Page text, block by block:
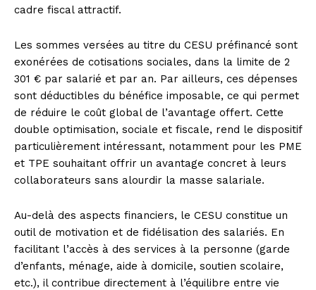
cadre fiscal attractif.
Les sommes versées au titre du CESU préfinancé sont
exonérées de cotisations sociales, dans la limite de 2
301 € par salarié et par an. Par ailleurs, ces dépenses
sont déductibles du bénéfice imposable, ce qui permet
de réduire le coût global de l’avantage offert. Cette
double optimisation, sociale et fiscale, rend le dispositif
particulièrement intéressant, notamment pour les PME
et TPE souhaitant offrir un avantage concret à leurs
collaborateurs sans alourdir la masse salariale.
Au-delà des aspects financiers, le CESU constitue un
outil de motivation et de fidélisation des salariés. En
facilitant l’accès à des services à la personne (garde
d’enfants, ménage, aide à domicile, soutien scolaire,
etc.), il contribue directement à l’équilibre entre vie